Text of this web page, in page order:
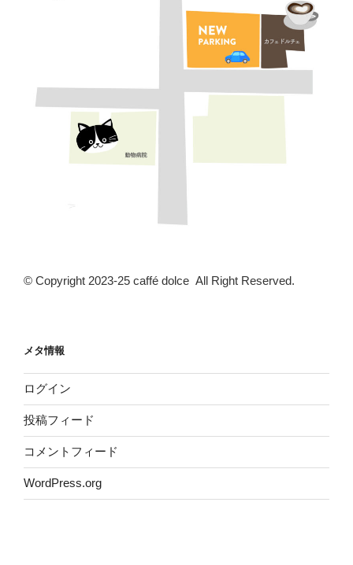
© Copyright 2023-25 caffé dolce All Right Reserved.
メタ情報
ログイン
投稿フィード
コメントフィード
WordPress.org